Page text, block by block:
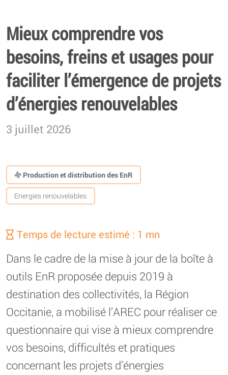
Mieux comprendre vos
besoins, freins et usages pour
faciliter l’émergence de projets
d’énergies renouvelables
3 juillet 2026
Production et distribution des EnR
Energies renouvelables
Temps de lecture estimé : 1 mn
Dans le cadre de la mise à jour de la boîte à
outils EnR proposée depuis 2019 à
destination des collectivités, la Région
Occitanie, a mobilisé l’AREC pour réaliser ce
questionnaire qui vise à mieux comprendre
vos besoins, difficultés et pratiques
concernant les projets d’énergies